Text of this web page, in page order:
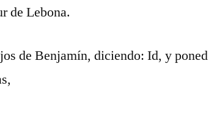
de Lebona.
de Benjamín, diciendo: Id, y poned